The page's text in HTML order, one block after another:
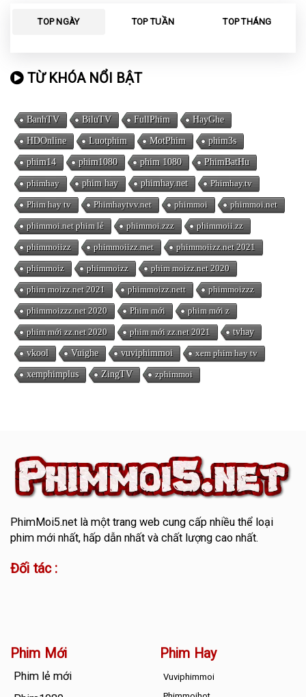
TOP NGÀY TOP TUẦN TOP THÁNG
TỪ KHÓA NỔI BẬT
BanhTV BiluTV FullPhim HayGhe
HDOnline Luotphim MotPhim phim3s
phim14 phim1080 phim 1080 PhimBatHu
phimhay phim hay phimhay.net Phimhay.tv
Phim hay tv Phimhaytvv.net phimmoi phimmoi.net
phimmoi.net phim lẻ phimmoi.zzz phimmoii.zz
phimmoiizz phimmoiizz.met phimmoiizz.net 2021
phimmoiz phimmoizz phim moizz.net 2020
phim moizz.net 2021 phimmoizz.nett phimmoizzz
phimmoizzz.net 2020 Phim mới phim mới z
phim mới zz.net 2020 phim mới zz.net 2021 tvhay
vkool Vuighe vuviphimmoi xem phim hay tv
xemphimplus ZingTV zphimmoi
PhimMoi5.netlà một trang web cung cấp nhiều thể loại
phim mới nhất, hấp dẫn nhất và chất lượng cao nhất.
Đối tác :
Phim Mới
Phim lẻ mới
Phim Hay
Vuviphimmoi